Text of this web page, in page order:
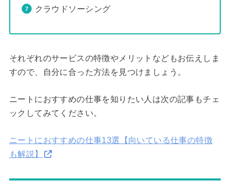
クラウドソーシング
それぞれのサービスの特徴やメリットなどもお伝えしま
すので、自分に合った方法を見つけましょう。
ニートにおすすめの仕事を知りたい人は次の記事もチェ
ックしてみてください。
ニートにおすすめの仕事13選【向いている仕事の特徴
も解説】